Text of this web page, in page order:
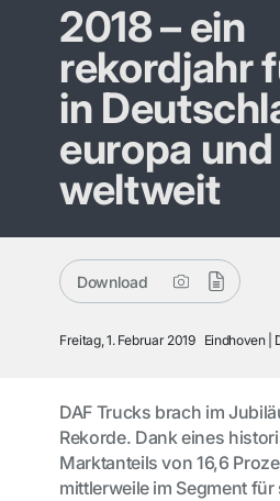
2018 – ein
rekordjahr
in
europa und
weltweit
Download
Freitag, 1. Februar 2019 Eindhoven
DAF Trucks brach im
Rekorde. Dank eines
Marktanteils von 16,6
mittlerweile im Segment